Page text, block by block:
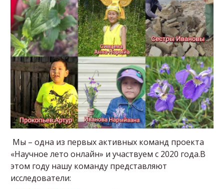
Мы – одна из первых активных команд проекта
«Научное лето онлайн» и участвуем с 2020 года.В
этом году нашу команду представляют
исследователи: